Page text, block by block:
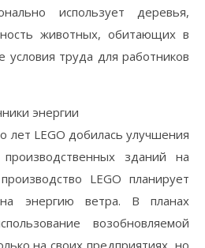
использует деревья,
животных, обитающих в
условия труда для работников
энергии
лет LEGO добилась улучшения
производственных зданий на
LEGO планирует
энергию ветра. В планах
возобновляемой
на своих предприятиях, но